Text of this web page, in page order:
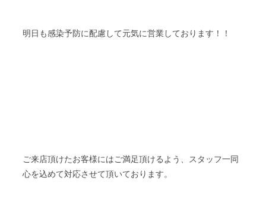
明日も感染予防に配慮して元気に営業しております！！
ご来店頂けたお客様にはご満足頂けるよう、スタッフ一同
心を込めて対応させて頂いております。